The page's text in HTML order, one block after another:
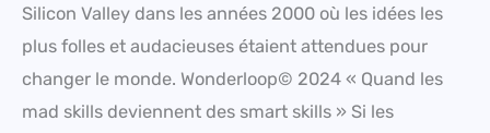
Silicon Valley dans les années 2000 où les idées les
plus folles et audacieuses étaient attendues pour
changer le monde. Wonderloop© 2024 « Quand les
mad skills deviennent des smart skills » Si les